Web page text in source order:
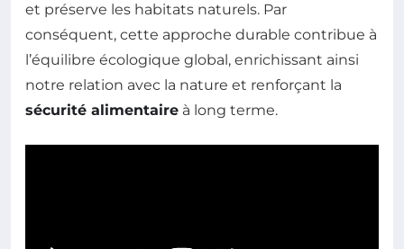
et préserve les habitats naturels. Par
conséquent, cette approche durable contribue à
l’équilibre écologique global, enrichissant ainsi
notre relation avec la nature et renforçant la
sécurité alimentaire à long terme.